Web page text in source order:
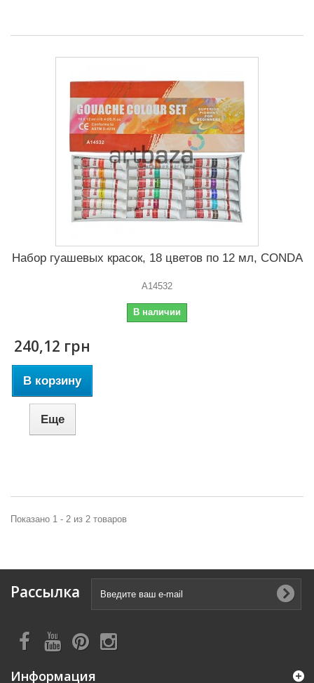
Набор гуашевых красок, 18 цветов по 12 мл, CONDA
A14532
В наличии
240,12 грн
В корзину
Еще
Показано 1 - 2 из 2 товаров
Рассылка
Информация